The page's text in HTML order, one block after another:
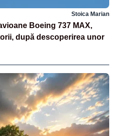
Stoica Marian
Boeing 737 MAX,
după descoperirea unor